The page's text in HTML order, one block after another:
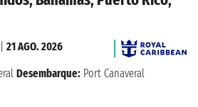
21 AGO. 2026
Desembarque: Port Canaveral